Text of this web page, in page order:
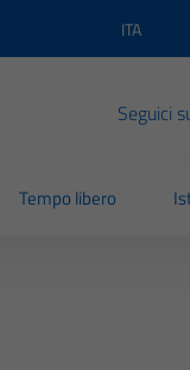
Lingua
ITA
Seguici
Tempo libero